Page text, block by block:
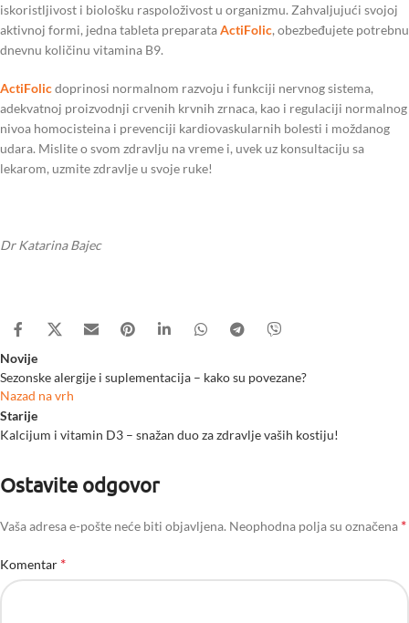
iskoristljivost i biološku raspoloživost u organizmu. Zahvaljujući svojoj
aktivnoj formi, jedna tableta preparataActiFolic, obezbeđujete potrebnu
dnevnu količinu vitamina B9.
ActiFolicdoprinosi normalnom razvoju i funkciji nervnog sistema,
adekvatnoj proizvodnji crvenih krvnih zrnaca, kao i regulaciji normalnog
nivoa homocisteina i prevenciji kardiovaskularnih bolesti i moždanog
udara. Mislite o svom zdravlju na vreme i, uvek uz konsultaciju sa
lekarom, uzmite zdravlje u svoje ruke!
Dr Katarina Bajec
Novije
Sezonske alergije i suplementacija – kako su povezane?
Nazad na vrh
Starije
Kalcijum i vitamin D3 – snažan duo za zdravlje vaših kostiju!
Ostavite odgovor
Vaša adresa e-pošte neće biti objavljena. Neophodna polja su označena *
Komentar *